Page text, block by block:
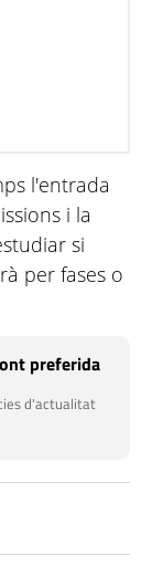
l'entrada
i la
si
per fases o
preferida
d'actualitat